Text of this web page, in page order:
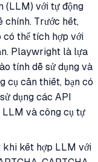
(LLM) với tự động
chính. Trước hết,
có thể tích hợp với
Playwright là lựa
tính dễ sử dụng và
cụ cần thiết, bạn có
dụng các API
LLM và công cụ tự
khi kết hợp LLM với